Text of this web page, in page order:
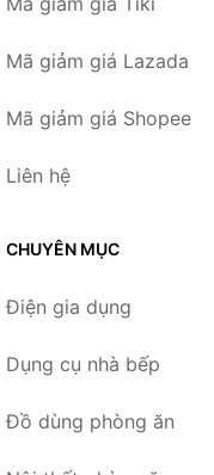
Mã giảm giá Lazada
Mã giảm giá Shopee
Liên hệ
CHUYÊN MỤC
Điện gia dụng
Dụng cụ nhà bếp
Đồ dùng phòng ăn